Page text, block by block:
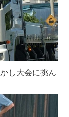
し大会に挑ん